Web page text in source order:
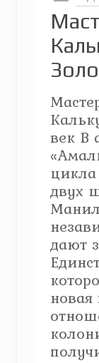
век В
двух
дают